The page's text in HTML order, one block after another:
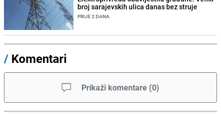
broj sarajevskih ulica danas bez struje
PRIJE 2 DANA
/ Komentari
Prikaži komentare (0)